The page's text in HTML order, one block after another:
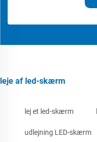
leje af led-skærm
lej et led-skærm
udlejning LED-skærm